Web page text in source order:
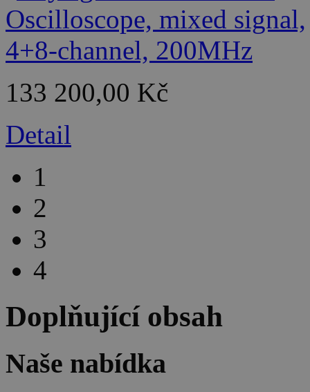
133 200,00 Kč
Detail
1
2
3
4
Doplňující obsah
Naše nabídka